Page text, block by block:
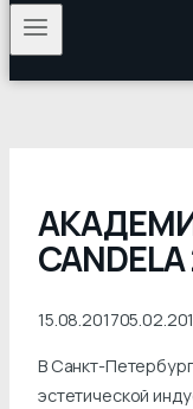
15.08.2017
В Санкт-
эстетической